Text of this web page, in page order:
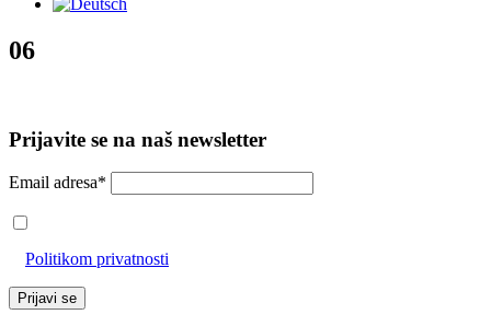
06
Prijavite se na naš newsletter
Email adresa*
Politikom privatnosti